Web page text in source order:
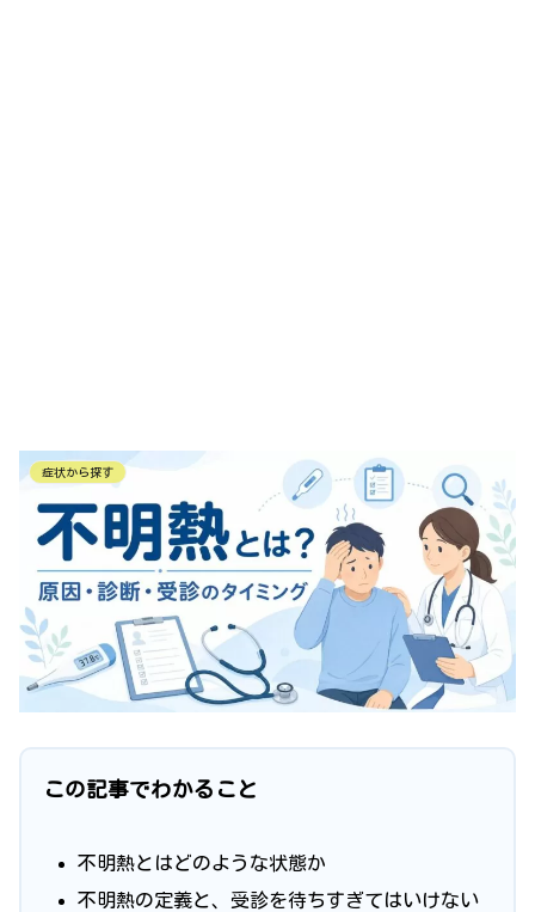
症状から探す
この記事でわかること
不明熱とはどのような状態か
不明熱の定義と、受診を待ちすぎてはいけない